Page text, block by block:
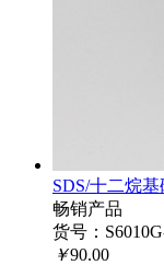
SDS/十二烷
畅销产品
货号：
￥90.00